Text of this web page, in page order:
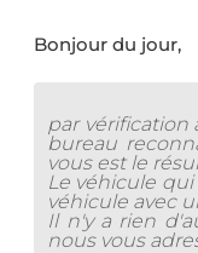
Bonjour du jour,
par vérification
bureau
vous est le
Le véhicule
véhicule avec
Il n'y a rien
nous vous